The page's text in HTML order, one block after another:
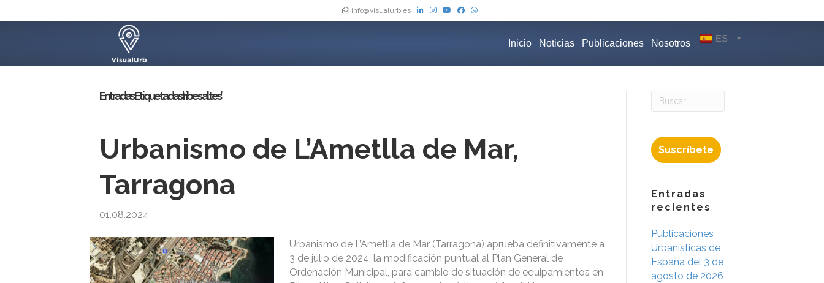
info@visualurb.es
Inicio Noticias Publicaciones Nosotros ES
Entradas Etiquetadas ‘ribes altes’
Urbanismo de L’Ametlla de Mar,
Tarragona
01.08.2024
Urbanismo de L’Ametlla de Mar (Tarragona) aprueba definitivamente a
3 de julio de 2024, la modificación puntual al Plan General de
Ordenación Municipal, para cambio de situación de equipamientos en
Suscríbete
Entradas
recientes
Publicaciones
Urbanísticas de
España del 3 de
agosto de 2026